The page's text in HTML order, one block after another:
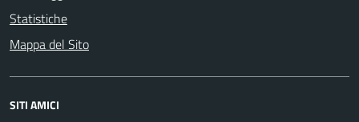
Statistiche
Mappa del Sito
SITI AMICI